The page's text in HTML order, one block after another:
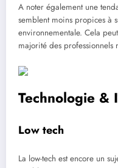
A noter également une
semblent moins propices à
environnementale. Cela
majorité des professionnels
Technologie &
Low tech
La low-tech est encore un